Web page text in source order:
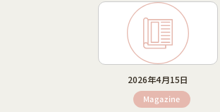
2026年4月15日
Magazine